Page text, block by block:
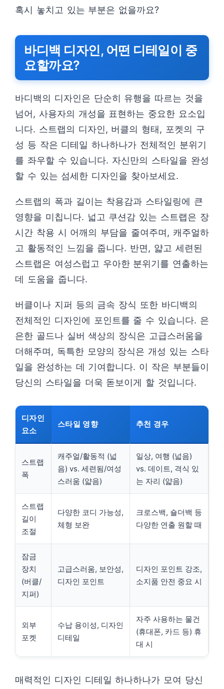
혹시 놓치고 있는 부분은 없을까요?
바디백 디자인, 어떤 디테일이 중
요할까요?
바디백의 디자인은 단순히 유행을 따르는 것을
넘어, 사용자의 개성을 표현하는 중요한 요소입
니다. 스트랩의 디자인, 버클의 형태, 포켓의 구
성 등 작은 디테일 하나하나가 전체적인 분위기
를 좌우할 수 있습니다. 자신만의 스타일을 완성
할 수 있는 섬세한 디자인을 찾아보세요.
스트랩의 폭과 길이는 착용감과 스타일링에 큰
영향을 미칩니다. 넓고 쿠션감 있는 스트랩은 장
시간 착용 시 어깨의 부담을 줄여주며, 캐주얼하
고 활동적인 느낌을 줍니다. 반면, 얇고 세련된
스트랩은 여성스럽고 우아한 분위기를 연출하는
데 도움을 줍니다.
버클이나 지퍼 등의 금속 장식 또한 바디백의
전체적인 디자인에 포인트를 줄 수 있습니다. 은
은한 골드나 실버 색상의 장식은 고급스러움을
더해주며, 독특한 모양의 장식은 개성 있는 스타
일을 완성하는 데 기여합니다. 이 작은 부분들이
당신의 스타일을 더욱 돋보이게 할 것입니다.
디자인
요소
스타일 영향 추천 경우
스트랩
폭
캐주얼/활동적 (넓
음) vs. 세련됨/여성
스러움 (얇음)
일상, 여행 (넓음)
vs. 데이트, 격식 있
는 자리 (얇음)
스트랩
길이
조절
다양한 코디 가능성,
체형 보완
크로스백, 숄더백 등
다양한 연출 원할 때
잠금
장치
(버클/
지퍼)
고급스러움, 보안성,
디자인 포인트
디자인 포인트 강조,
소지품 안전 중요 시
외부
포켓
수납 용이성, 디자인
디테일
자주 사용하는 물건
(휴대폰, 카드 등) 휴
대 시
매력적인 디자인 디테일 하나하나가 모여 당신